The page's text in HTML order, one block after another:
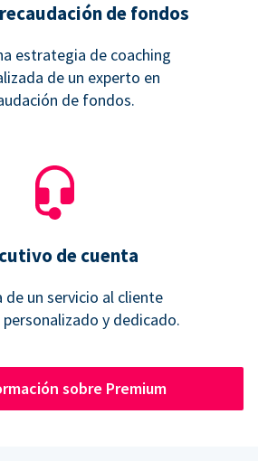
de fondos
estrategia de coaching
de un experto en
de fondos.
de cuenta
de un servicio al cliente
y dedicado.
sobre Premium